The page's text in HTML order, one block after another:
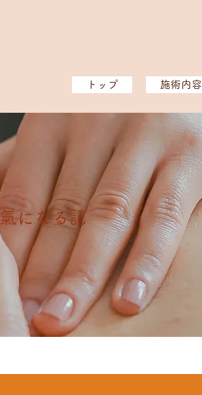
トップ 施術内容
​氣になる記